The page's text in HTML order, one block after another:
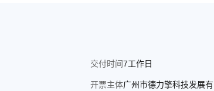
交付时间7工作日
开票主体广州市德力擎科技发展有